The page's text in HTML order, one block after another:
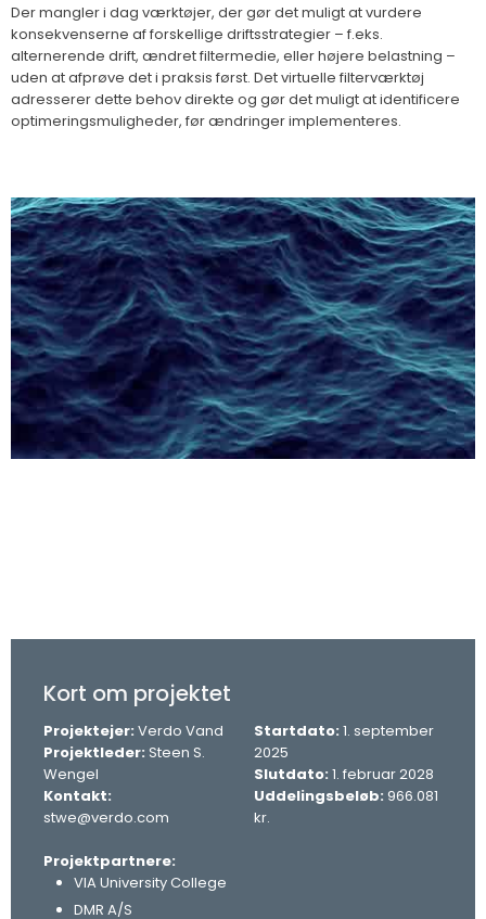
Der mangler i dag værktøjer, der gør det muligt at vurdere
konsekvenserne af forskellige driftsstrategier – f.eks.
alternerende drift, ændret filtermedie, eller højere belastning –
uden at afprøve det i praksis først. Det virtuelle filterværktøj
adresserer dette behov direkte og gør det muligt at identificere
optimeringsmuligheder, før ændringer implementeres.​
Kort om projektet​
Projektejer: Verdo Vand
Projektleder: Steen S.
Wengel
Kontakt:
stwe@verdo.com
Projektpartnere:
VIA University College
DMR A/S
Startdato: 1. september
2025
Slutdato: 1. februar 2028
Uddelingsbeløb: 966.081
kr.​​​​​​​​​